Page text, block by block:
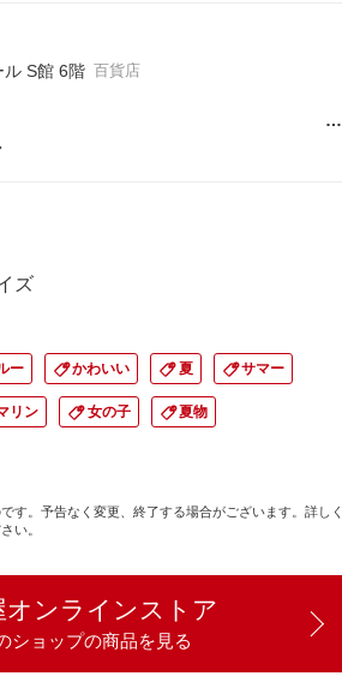
ル S館 6階 百貨店
…
ズ
ー かわいい 夏 サマー
リン 女の子 夏物
す。予告なく変更、終了する場合がございます。詳しく
い。
オンラインストア
ショップの商品を見る